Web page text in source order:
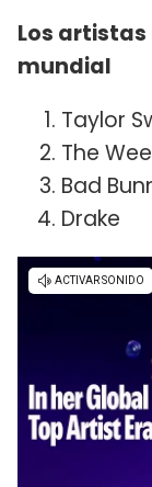
Los
mundial
Taylor
The
Bad
Drake